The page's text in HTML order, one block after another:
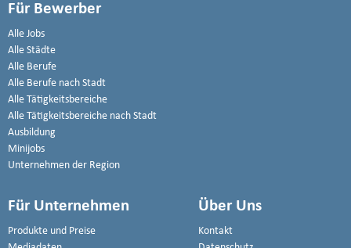
Für Bewerber
Alle Jobs
Alle Städte
Alle Berufe
Alle Berufe nach Stadt
Alle Tätigkeitsbereiche
Alle Tätigkeitsbereiche nach Stadt
Ausbildung
Minijobs
Unternehmen der Region
Für Unternehmen
Produkte und Preise
Über Uns
Kontakt